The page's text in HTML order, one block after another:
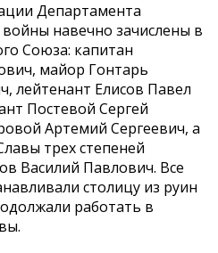
Департамента
навечно зачислены в
Союза: капитан
майор Гонтарь
лейтенант Елисов Павел
Постевой Сергей
Артемий Сергеевич, а
трех степеней
Василий Павлович. Все
столицу из руин
работать в